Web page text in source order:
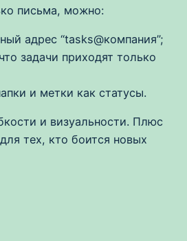
письма, можно:
адрес “tasks@компания”;
задачи приходят только
и метки как статусы.
и визуальности. Плюс
тех, кто боится новых